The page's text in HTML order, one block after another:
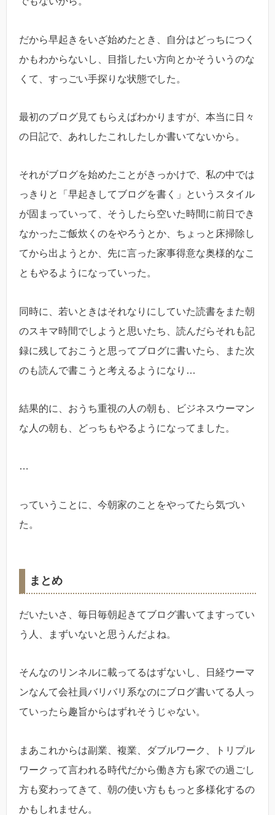
だから早起きをいざ始めたとき、自分はどっちにつく
かもわからないし、目指したい方向とかそういうのな
くて、すっごい手探りな状態でした。
最初のブログ見てもらえばわかりますが、本当に日々
の日記で、あれしたこれしたしか書いてないから。
それがブログを始めたことがきっかけで、私の中では
っきりと「早起きしてブログを書く」というスタイル
が固まっていって、そうしたら空いた時間に前日でき
なかったご飯炊くのをやろうとか、ちょっと床掃除し
てから出ようとか、先に言った家事得意な奥様的なこ
ともやるようになっていった。
同時に、若いときはそれなりにしていた読書をまた朝
のスキマ時間でしようと思いたち、読んだらそれも記
録に残しておこうと思ってブログに書いたら、また次
のも読んで書こうと考えるようになり…
結果的に、おうち重視の人の朝も、ビジネスウーマン
な人の朝も、どっちもやるようになってました。
…
っていうことに、今朝家のことをやってたら気づい
た。
まとめ
だいたいさ、毎日毎朝起きてブログ書いてますってい
う人、まずいないと思うんだよね。
そんなのリンネルに載ってるはずないし、日経ウーマ
ンなんて会社員バリバリ系なのにブログ書いてる人っ
ていったら趣旨からはずれそうじゃない。
まあこれからは副業、複業、ダブルワーク、トリプル
ワークって言われる時代だから働き方も家での過ごし
方も変わってきて、朝の使い方ももっと多様化するの
かもしれません。